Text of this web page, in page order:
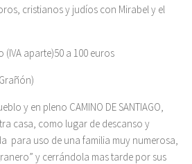
cristianos y judíos con Mirabel y el
aparte)50 a 100 euros
y en pleno CAMINO DE SANTIAGO,
casa, como lugar de descanso y
para uso de una familia muy numerosa,
y cerrándola mas tarde por sus